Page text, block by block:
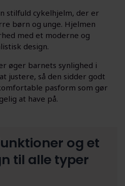
stilfuld cykelhjelm, der er
børn og unge. Hjelmen
med et moderne og
design.
øger barnets synlighed i
justere, så den sidder godt
pasform som gør
at have på.
og et
til alle typer